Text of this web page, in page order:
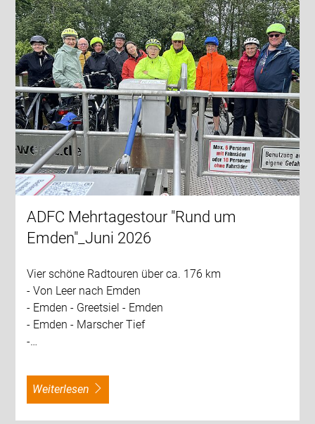
ADFC Mehrtagestour "Rund um
Emden"_Juni 2026
Vier schöne Radtouren über ca. 176 km
- Von Leer nach Emden
- Emden - Greetsiel - Emden
- Emden - Marscher Tief
-…
weiterlesen